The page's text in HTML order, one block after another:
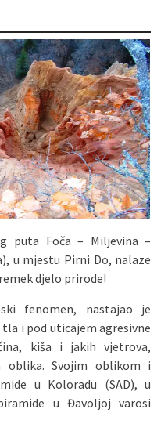
puta Foča – Miljevina –
u mjestu Pirni Do, nalaze
djelo prirode!
fenomen, nastajao je
i pod uticajem agresivne
kiša i jakih vjetrova,
oblika. Svojim oblikom i
u Koloradu (SAD), u
u Đavoljoj varosi